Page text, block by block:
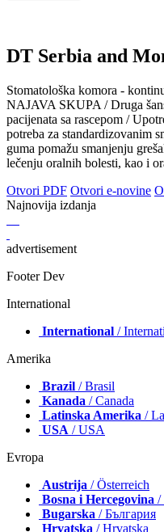
DT Serbia and
Stomatološka komora -
NAJAVA SKUPA / Druga
pacijenata sa rascepom /
potreba za standardizovanim
guma pomažu smanjenju
lečenju oralnih bolesti, kao i
Otvori PDF Otvori e-novine
Najnovija izdanja
advertisement
Footer Dev
International
International /
Amerika
Brazil / Brasil
Kanada / Canada
Latinska Amerika /
USA / USA
Evropa
Austrija / Österreich
Bosna i Hercegovina /
Bugarska / България
Hrvatska / Hrvatska